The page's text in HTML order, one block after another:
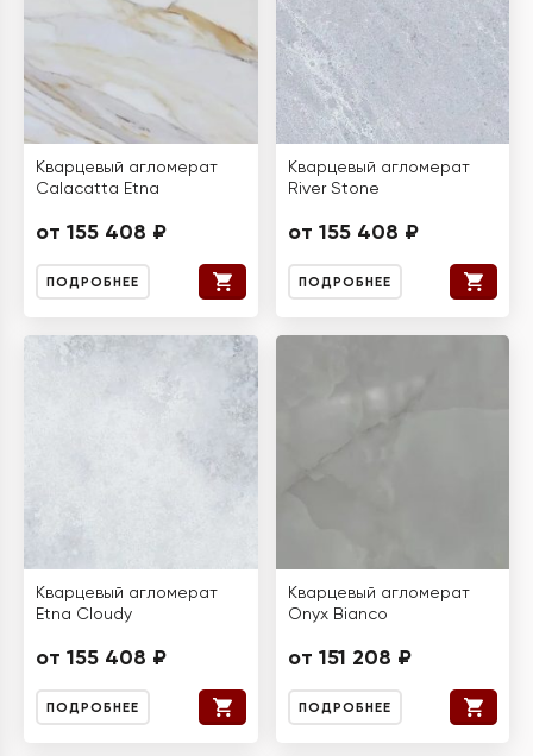
Кварцевый агломерат
Calacatta Etna
от 155 408 ₽
ПОДРОБНЕЕ
Кварцевый агломерат
River Stone
от 155 408 ₽
ПОДРОБНЕЕ
Кварцевый агломерат
Etna Cloudy
от 155 408 ₽
ПОДРОБНЕЕ
Кварцевый агломерат
Onyx Bianco
от 151 208 ₽
ПОДРОБНЕЕ